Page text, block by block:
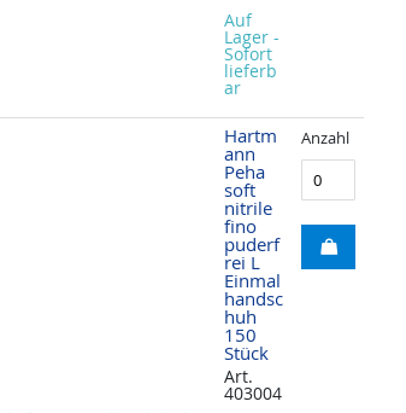
Auf
Lager -
Sofort
lieferb
ar
Hartm
ann
Peha
soft
nitrile
fino
puderf
rei L
Einmal
handsc
huh
150
Stück
Art.
403004
Anzahl